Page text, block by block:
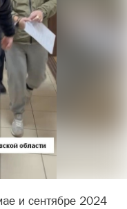
и сентябре 2024